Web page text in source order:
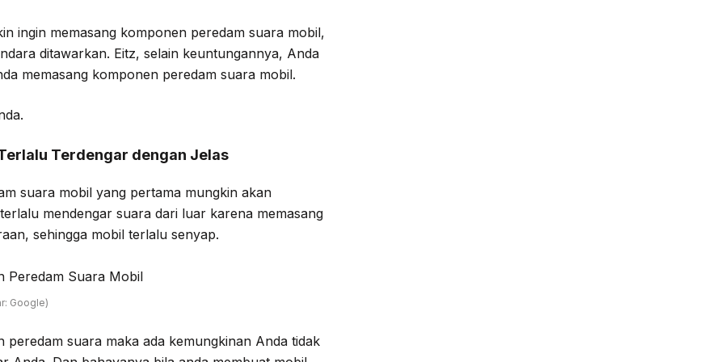
ingin memasang komponen peredam suara mobil,
ditawarkan. Eitz, selain keuntungannya, Anda
memasang komponen peredam suara mobil.
Terdengar dengan Jelas
suara mobil yang pertama mungkin akan
mendengar suara dari luar karena memasang
sehingga mobil terlalu senyap.
Google)
suara maka ada kemungkinan Anda tidak